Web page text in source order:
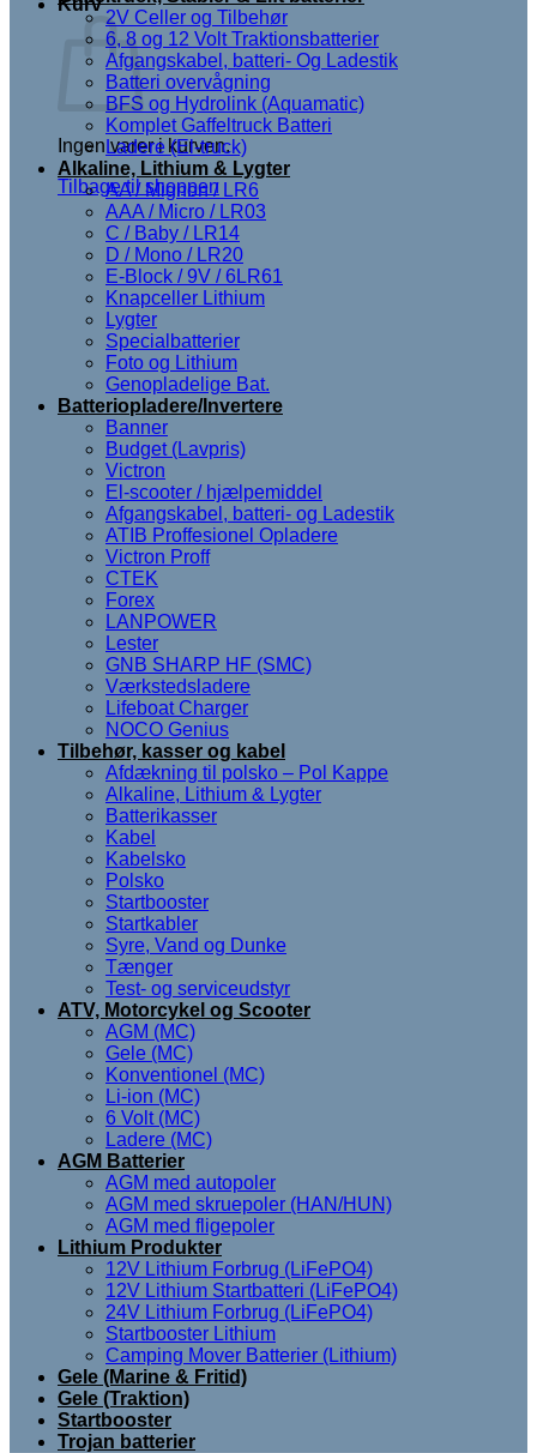
Kurv
Ingen varer i kurven.
Tilbage til shoppen
2V Celler og Tilbehør
6, 8 og 12 Volt Traktionsbatterier
Afgangskabel, batteri- Og Ladestik
Batteri overvågning
BFS og Hydrolink (Aquamatic)
Komplet Gaffeltruck Batteri
Ladere (El-truck)
Alkaline, Lithium & Lygter
AA / Mignon / LR6
AAA / Micro / LR03
C / Baby / LR14
D / Mono / LR20
E-Block / 9V / 6LR61
Knapceller Lithium
Lygter
Specialbatterier
Foto og Lithium
Genopladelige Bat.
Batteriopladere/Invertere
Banner
Budget (Lavpris)
Victron
El-scooter / hjælpemiddel
Afgangskabel, batteri- og Ladestik
ATIB Proffesionel Opladere
Victron Proff
CTEK
Forex
LANPOWER
Lester
GNB SHARP HF (SMC)
Værkstedsladere
Lifeboat Charger
NOCO Genius
Tilbehør, kasser og kabel
Afdækning til polsko – Pol Kappe
Alkaline, Lithium & Lygter
Batterikasser
Kabel
Kabelsko
Polsko
Startbooster
Startkabler
Syre, Vand og Dunke
Tænger
Test- og serviceudstyr
ATV, Motorcykel og Scooter
AGM (MC)
Gele (MC)
Konventionel (MC)
Li-ion (MC)
6 Volt (MC)
Ladere (MC)
AGM Batterier
AGM med autopoler
AGM med skruepoler (HAN/HUN)
AGM med fligepoler
Lithium Produkter
12V Lithium Forbrug (LiFePO4)
12V Lithium Startbatteri (LiFePO4)
24V Lithium Forbrug (LiFePO4)
Startbooster Lithium
Camping Mover Batterier (Lithium)
Gele (Marine & Fritid)
Gele (Traktion)
Startbooster
Trojan batterier